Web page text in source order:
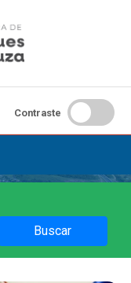
Contraste
Buscar